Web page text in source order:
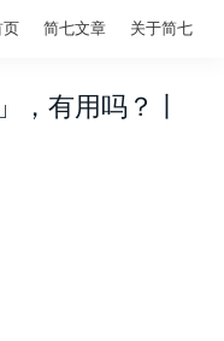
页 简七文章 关于简七
，有用吗？丨